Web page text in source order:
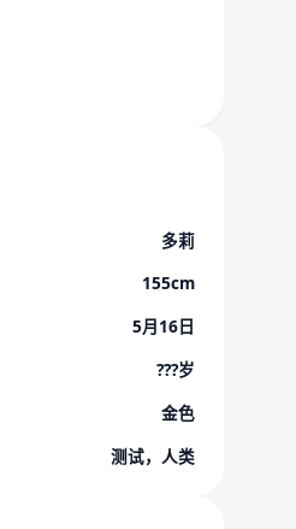
多莉
155cm
5月16日
???岁
金色
测试，人类